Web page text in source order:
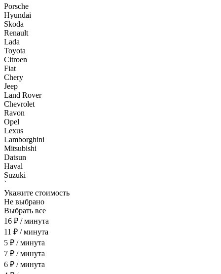
Porsche
Hyundai
Skoda
Renault
Lada
Toyota
Citroen
Fiat
Chery
Jeep
Land Rover
Chevrolet
Ravon
Opel
Lexus
Lamborghini
Mitsubishi
Datsun
Haval
Suzuki
`
Укажите стоимость
Не выбрано
Выбрать все
16 ₽ / минута
11 ₽ / минута
5 ₽ / минута
7 ₽ / минута
6 ₽ / минута